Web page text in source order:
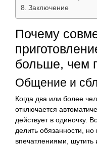
Заключение
Почему
больше, чем
Общение и
Когда два или более
отключается
действует в одиночку.
делить обязанности,
впечатлениями, шутить